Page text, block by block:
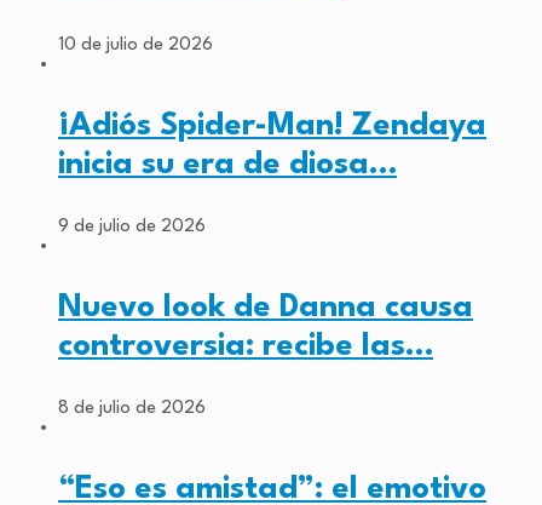
10 de julio de 2026
¡Adiós Spider-Man! Zendaya
inicia su era de diosa…
9 de julio de 2026
Nuevo look de Danna causa
controversia: recibe las…
8 de julio de 2026
“Eso es amistad”: el emotivo